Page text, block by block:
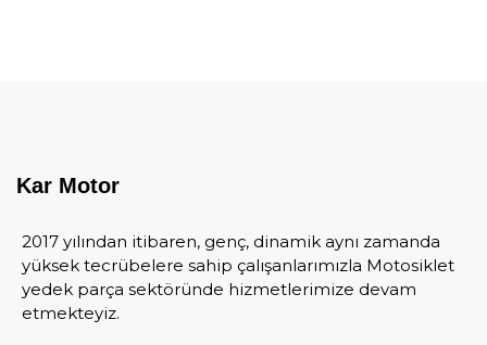
Kar Motor
2017 yılından itibaren, genç, dinamik aynı zamanda
yüksek tecrübelere sahip çalışanlarımızla Motosiklet
yedek parça sektöründe hizmetlerimize devam
etmekteyiz.